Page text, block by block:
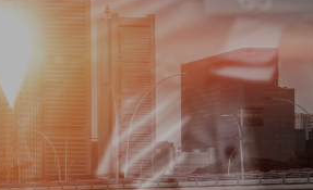
試験事業